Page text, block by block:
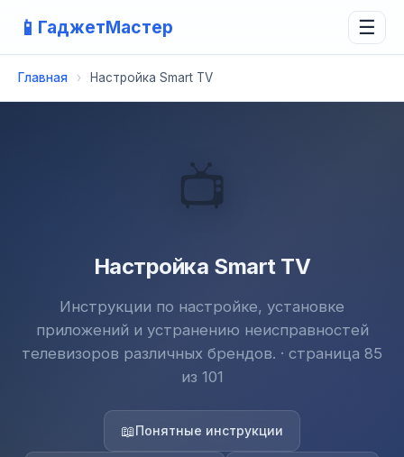
📱 ГаджетМастер ☰
Главная › Настройка Smart TV
📺
Настройка Smart TV
Инструкции по настройке, установке
приложений и устранению неисправностей
телевизоров различных брендов. · страница 85
из 101
📖Понятные инструкции